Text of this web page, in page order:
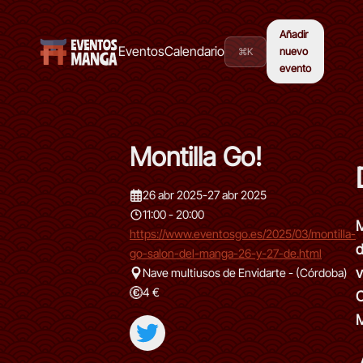
EventosCalendario ⌘K
Añadir
nuevo
evento
Montilla Go!
26 abr 2025-27 abr 2025
11:00 - 20:00
https://www.eventosgo.es/2025/03/montilla-
go-salon-del-manga-26-y-27-de.html
Nave multiusos de Envidarte - (Córdoba)
4 €